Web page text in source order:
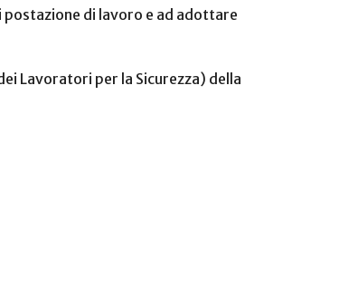
di lavoro e ad adottare
Lavoratori per la Sicurezza) della